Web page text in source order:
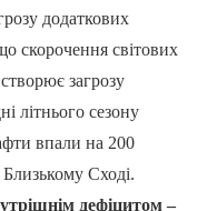
додаткових
скорочення світових
загрозу
літнього сезону
впали на 200
Близькому Сході.
дефіцитом –